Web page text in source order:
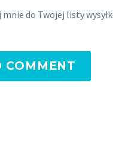
mnie do Twojej listy
COMMENT